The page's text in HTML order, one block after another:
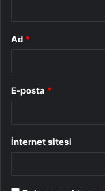
Ad *
E-posta *
İnternet sitesi